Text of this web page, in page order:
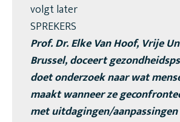
volgt later
SPREKERS
Prof. Dr. Elke Van Hoof, Vrije
Brussel, doceert
doet onderzoek naar wat
maakt wanneer ze
met uitdagingen/aanpassingen